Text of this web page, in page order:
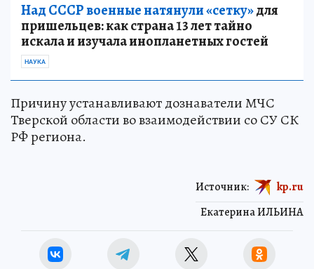
Над СССР военные натянули «сетку»для
пришельцев: как страна 13 лет тайно
искала и изучала инопланетных гостей
НАУКА
Причину устанавливают дознаватели МЧС
Тверской области во взаимодействии со СУ СК
РФ региона.
Екатерина ИЛЬИНА
Источник: kp.ru